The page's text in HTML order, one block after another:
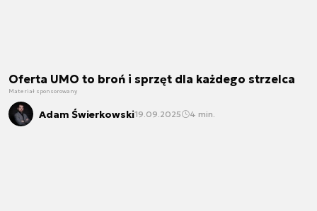
Oferta UMO to broń i sprzęt dla każdego strzelca
Materiał sponsorowany
Adam Świerkowski19.09.2025 4 min.